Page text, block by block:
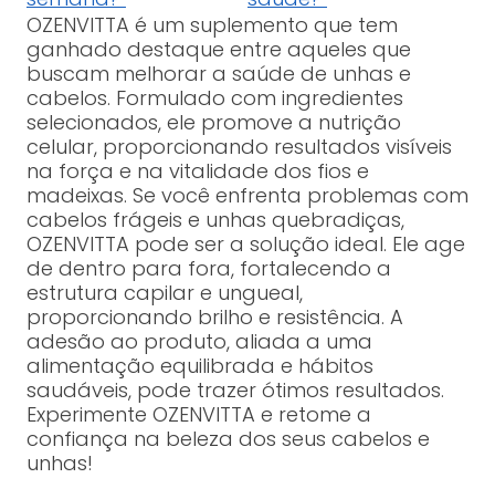
OZENVITTA é um suplemento que tem
ganhado destaque entre aqueles que
buscam melhorar a saúde de unhas e
cabelos. Formulado com ingredientes
selecionados, ele promove a nutrição
celular, proporcionando resultados visíveis
na força e na vitalidade dos fios e
madeixas. Se você enfrenta problemas com
cabelos frágeis e unhas quebradiças,
OZENVITTA pode ser a solução ideal. Ele age
de dentro para fora, fortalecendo a
estrutura capilar e ungueal,
proporcionando brilho e resistência. A
adesão ao produto, aliada a uma
alimentação equilibrada e hábitos
saudáveis, pode trazer ótimos resultados.
Experimente OZENVITTA e retome a
confiança na beleza dos seus cabelos e
unhas!